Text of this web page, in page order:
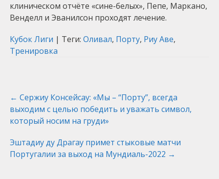
клиническом отчёте «сине-белых», Пепе, Маркано,
Венделл и Эванилсон проходят лечение.
Кубок Лиги | Теги: Оливал, Порту, Риу Аве,
Тренировка
Post
navigation
← Сержиу Консейсау: «Мы – “Порту”, всегда
выходим с целью победить и уважать символ,
который носим на груди»
Эштадиу ду Драгау примет стыковые матчи
Португалии за выход на Мундиаль-2022 →